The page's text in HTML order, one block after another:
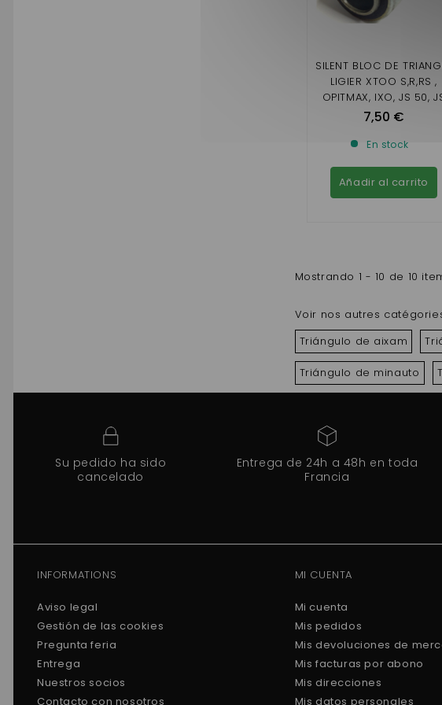
SILENT BLOC DE
LIGIER XTOO S,R,RS ,
OPITMAX, IXO, JS 50,
RC,FLEX,MICROCAR MGO,
7,50 €
En stock
Añadir al carrito
Mostrando 1 - 10 de 10
Voir nos autres
Triángulo de aixam
Triángulo de minauto
Su pedido ha sido
cancelado
Entrega de 24h a 48h en toda
Francia
INFORMATIONS
Aviso legal
Gestión de las cookies
Pregunta feria
Entrega
Nuestros socios
Contacto con nosotros
MI CUENTA
Mi cuenta
Mis pedidos
Mis devoluciones de
Mis facturas por abono
Mis direcciones
Mis datos personales